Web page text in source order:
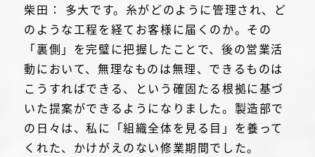
柴田： 多大です。糸がどのように管理され、ど
のような工程を経てお客様に届くのか。その
「裏側」を完璧に把握したことで、後の営業活
動において、無理なものは無理、できるものは
こうすればできる、という確固たる根拠に基づ
いた提案ができるようになりました。製造部で
の日々は、私に「組織全体を見る目」を養って
くれた、かけがえのない修業期間でした。